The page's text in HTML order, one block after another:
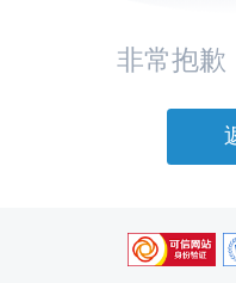
非常抱歉